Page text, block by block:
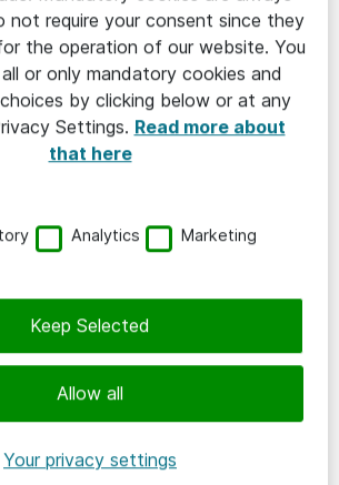
för digitalisering och
är en avgörande faktor för
driva en verksamhet i
ålder. För att överleva och
som sker inom
för digitalisering kan du
din verksamhet är redo för
dina kunders behov och öka
not require your consent since they
the operation of our website. You
or only mandatory cookies and
by clicking below or at any
Settings. Read more about
that here
Analytics Marketing
Allow all
Keep Selected
Your privacy settings